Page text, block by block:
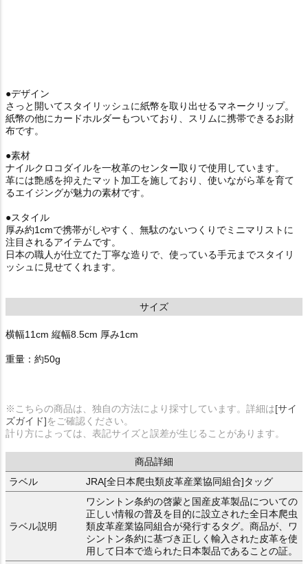
●デザイン
さっと開いてスタイリッシュに紙幣を取り出せるマネークリップ。
紙幣の他にカードホルダーもついており、スリムに携帯できるお財
布です。
●素材
ナイルクロコダイルを一枚革のセンター取りで使用しています。
革には艶感を抑えたマット加工を施しており、使いながら革を育て
るエイジングが魅力の素材です。
●スタイル
厚み約1cmで携帯がしやすく、無駄のないつくりでミニマリストに
注目されるアイテムです。
日本の職人が仕立てた丁寧な造りで、使っている手元までスタイリ
ッシュに見せてくれます。
サイズ
横幅11cm 縦幅8.5cm 厚み1cm
重量：約50g
※こちらの商品は、独自の方法により採寸しています。詳細は[サイ
ズガイド]をご確認ください。
計り方によっては、表記サイズと誤差が生じることがあります。
商品詳細
ラベル
JRA[全日本爬虫類皮革産業協同組合]タッグ
ラベル説明
ワシントン条約の啓蒙と国産皮革製品についての
正しい情報の普及を目的に設立された全日本爬虫
類皮革産業協同組合が発行するタグ。商品が、ワ
シントン条約に基づき正しく輸入された皮革を使
用して日本で造られた日本製品であることの証。